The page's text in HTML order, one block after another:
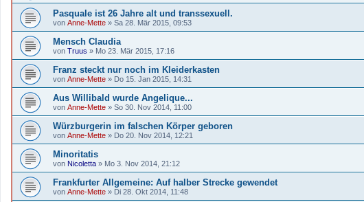
Pasquale ist 26 Jahre alt und transsexuell.
von Anne-Mette » Sa 28. Mär 2015, 09:53
Mensch Claudia
von Truus » Mo 23. Mär 2015, 17:16
Franz steckt nur noch im Kleiderkasten
von Anne-Mette » Do 15. Jan 2015, 14:31
Aus Willibald wurde Angelique...
von Anne-Mette » So 30. Nov 2014, 11:00
Würzburgerin im falschen Körper geboren
von Anne-Mette » Do 20. Nov 2014, 12:21
Minoritatis
von Nicoletta » Mo 3. Nov 2014, 21:12
Frankfurter Allgemeine: Auf halber Strecke gewendet
von Anne-Mette » Di 28. Okt 2014, 11:48